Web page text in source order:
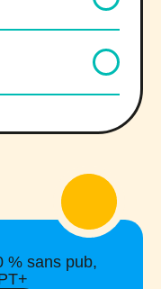
% sans pub,